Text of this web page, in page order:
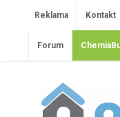
Reklama Kontakt
Forum